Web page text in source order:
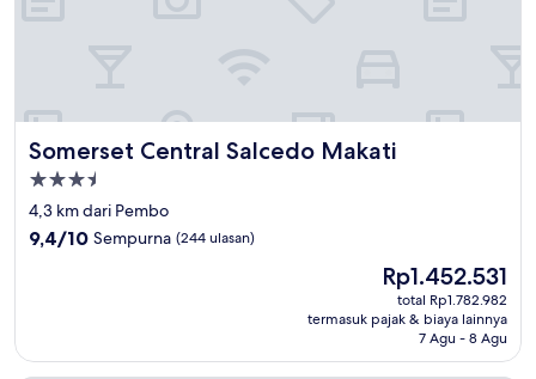
Somerset Central Salcedo Makati
Somerset Central Salcedo Makati
Properti
bintang
3.5
4,3 km dari Pembo
9.4
9,4/10 Sempurna (244 ulasan)
Harga
sekarang
Rp1.452.531
Rp1.452.531
total Rp1.782.982
termasuk pajak & biaya lainnya
7 Agu - 8 Agu